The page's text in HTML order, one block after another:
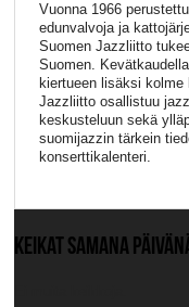
Vuonna 1966
edunvalvoja ja
Suomen Jazzliitto
Suomen.
kiertueen lisäksi
Jazzliitto osallistuu
keskusteluun sekä
suomijazzin tärkein
konserttikalenteri.
KEIKAT SAMANA